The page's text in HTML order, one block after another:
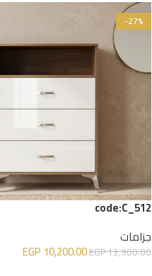
-27%
code:C_512
جزامات
EGP13,900.00
EGP10,200.00